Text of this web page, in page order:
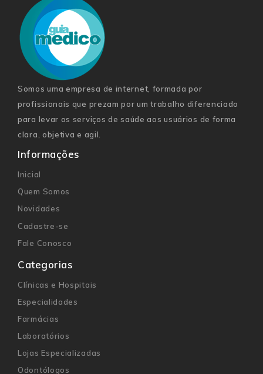
Somos uma empresa de internet, formada por
profissionais que prezam por um trabalho diferenciado
para levar os serviços de saúde aos usuários de forma
clara, objetiva e agil.
Informações
Inicial
Quem Somos
Novidades
Cadastre-se
Fale Conosco
Categorias
Clínicas e Hospitais
Especialidades
Farmácias
Laboratórios
Lojas Especializadas
Odontólogos